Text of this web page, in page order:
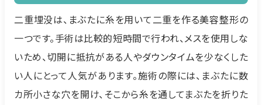
二重埋没は、まぶたに糸を用いて二重を作る美容整形の
一つです。手術は比較的短時間で行われ、メスを使用しな
いため、切開に抵抗がある人やダウンタイムを少なくした
い人にとって人気があります。施術の際には、まぶたに数
カ所小さな穴を開け、そこから糸を通してまぶたを折りた